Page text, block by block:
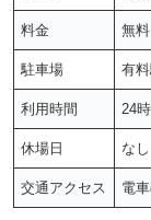
料金 無料
駐車場 有
利用時間 24
休場日 なし
交通アクセス 電